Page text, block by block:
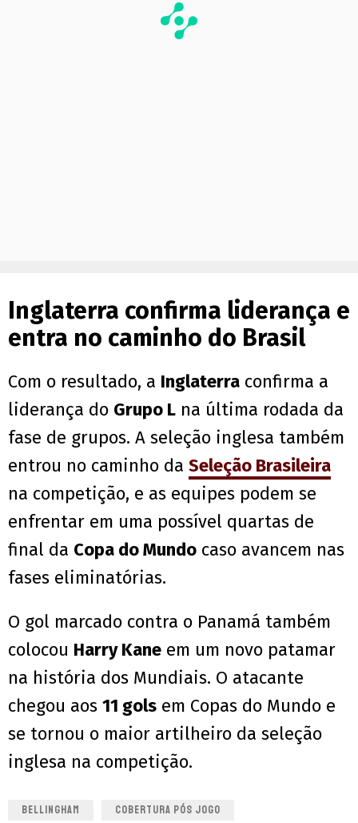
Inglaterra confirma liderança e
entra no caminho do Brasil
Com o resultado, a Inglaterra confirma a
liderança do Grupo L na última rodada da
fase de grupos. A seleção inglesa também
entrou no caminho da Seleção Brasileira
na competição, e as equipes podem se
enfrentar em uma possível quartas de
final da Copa do Mundo caso avancem nas
fases eliminatórias.
O gol marcado contra o Panamá também
colocou Harry Kane em um novo patamar
na história dos Mundiais. O atacante
chegou aos 11 gols em Copas do Mundo e
se tornou o maior artilheiro da seleção
inglesa na competição.
BELLINGHAM COBERTURA PÓS JOGO